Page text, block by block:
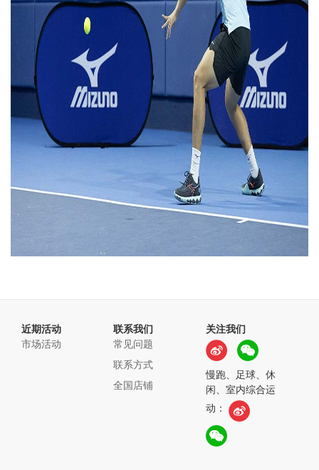
近期活动
市场活动
联系我们
常见问题
联系方式
全国店铺
关注我们
慢跑、足球、休
闲、室内综合运
动：